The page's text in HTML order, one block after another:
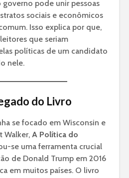
governo pode unir pessoas
sociais e econômicos
Isso explica por que,
que seriam
políticas de um candidato
nele.
do Livro
se focado em Wisconsin e
Walker, A Política do
se uma ferramenta crucial
de Donald Trump em 2016
em muitos países. O livro